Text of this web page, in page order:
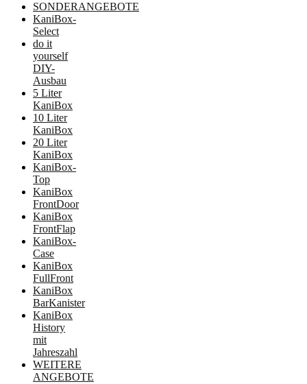
SONDERANGEBOTE
KaniBox-
Select
do it
yourself
DIY-
Ausbau
5 Liter
KaniBox
10 Liter
KaniBox
20 Liter
KaniBox
KaniBox-
Top
KaniBox
FrontDoor
KaniBox
FrontFlap
KaniBox-
Case
KaniBox
FullFront
KaniBox
BarKanister
KaniBox
History
mit
Jahreszahl
WEITERE
ANGEBOTE